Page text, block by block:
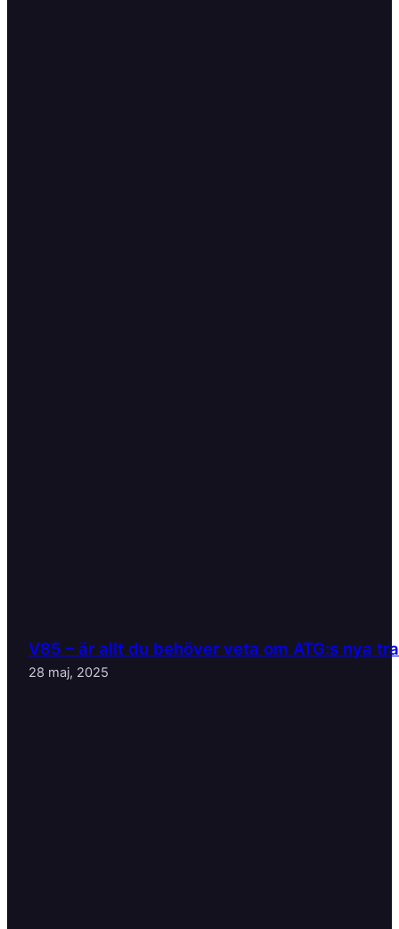
V85 – är allt du behöver veta om ATG:s nya
28 maj, 2025